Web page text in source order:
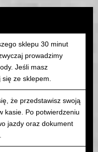
sklepu 30 minut
prowadzimy
Jeśli masz
ze sklepem.
że przedstawisz swoją
kasie. Po potwierdzeniu
jazdy oraz dokument